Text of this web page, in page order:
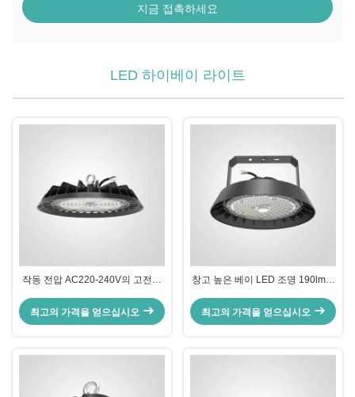
지금 접촉하세요
LED 하이베이 라이트
작동 전압 AC220-240V의 고전력
최고의 가격을 얻으십시오
창고 높은 베이 LED 조명 190lm/w
최고의 가격을 얻으십시오